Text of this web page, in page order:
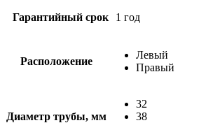
Гарантийный срок 1 год
Расположение
Левый
Правый
Диаметр трубы, мм
32
38